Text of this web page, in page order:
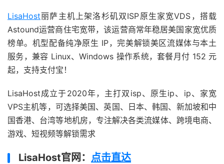
LisaHost丽萨主机上架洛杉矶双ISP原生家宽VDS，搭载
Astound运营商住宅宽带，该运营商常年稳居美国家宽优质
榜单。机型配备纯净原生 IP，完美解锁美区流媒体与本土
服务，兼容 Linux、Windows 操作系统，套餐月付 152 元
起，支持支付宝！
LisaHost成立于2020年，主打双isp、原生ip、ip、家宽
VPS主机等，可选择美国、英国、日本、韩国、新加坡和中
国香港、台湾等地机房，专注解决各类流媒体、跨境电商、
游戏、短视频等解锁需求
LisaHost官网： 点击直达